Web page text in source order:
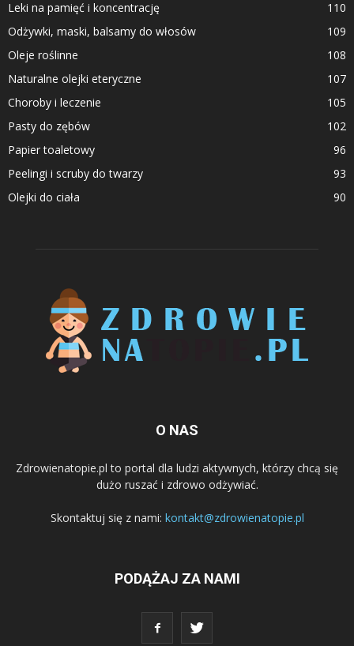
Leki na pamięć i koncentrację
110
Odżywki, maski, balsamy do włosów
109
Oleje roślinne
108
Naturalne olejki eteryczne
107
Choroby i leczenie
105
Pasty do zębów
102
Papier toaletowy
96
Peelingi i scruby do twarzy
93
Olejki do ciała
90
O NAS
Zdrowienatopie.pl to portal dla ludzi aktywnych, którzy chcą się
dużo ruszać i zdrowo odżywiać.
Skontaktuj się z nami: kontakt@zdrowienatopie.pl
PODĄŻAJ ZA NAMI